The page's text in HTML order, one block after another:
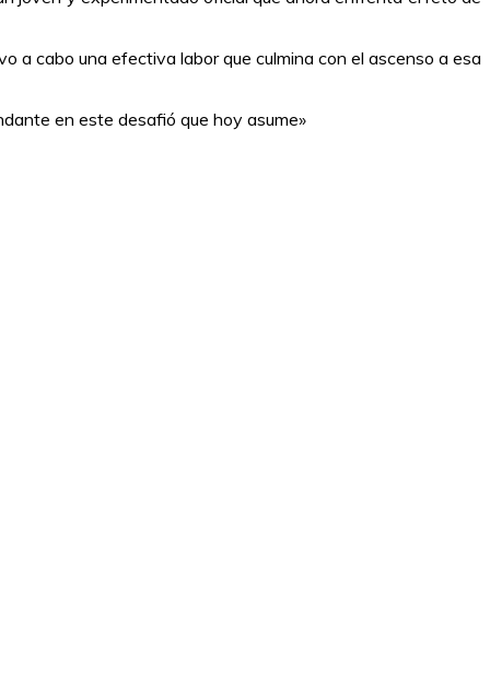
a cabo una efectiva labor que culmina con el ascenso a esa
en este desafió que hoy asume»